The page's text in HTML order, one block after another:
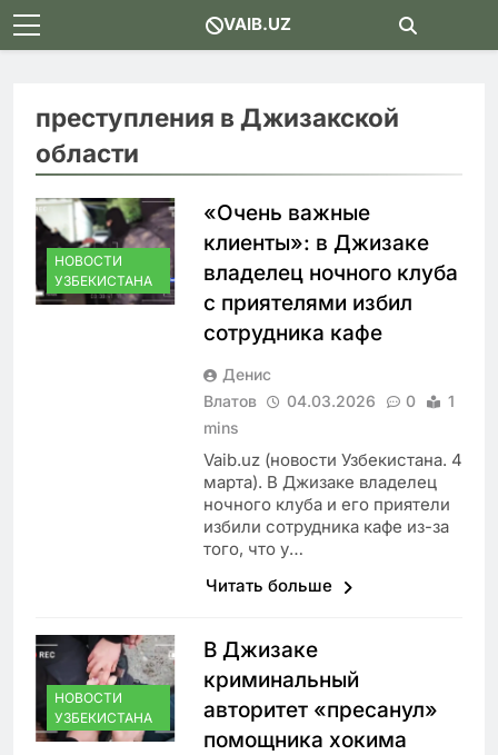
Skip
to
VAIB.UZ
преступления в Джизакской
области
НОВОСТИ
УЗБЕКИСТАНА
«Очень важные
клиенты»: в Джизаке
владелец ночного клуба
с приятелями избил
сотрудника кафе
Денис
Влатов
04.03.2026 0
1
mins
Vaib.uz (новости Узбекистана. 4
марта). В Джизаке владелец
ночного клуба и его приятели
избили сотрудника кафе из-за
того, что у…
Читать больше
НОВОСТИ
УЗБЕКИСТАНА
В Джизаке
криминальный
авторитет «пресанул»
помощника хокима